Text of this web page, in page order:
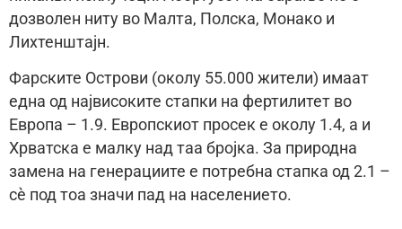
дозволен ниту во Малта, Полска, Монако и
Лихтенштајн.
Фарските Острови (околу 55.000 жители) имаат
една од највисоките стапки на фертилитет во
Европа – 1.9. Европскиот просек е околу 1.4, а и
Хрватска е малку над таа бројка. За природна
замена на генерациите е потребна стапка од 2.1 –
сè под тоа значи пад на населението.